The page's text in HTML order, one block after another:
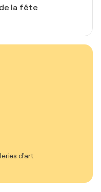
la fête
d'art